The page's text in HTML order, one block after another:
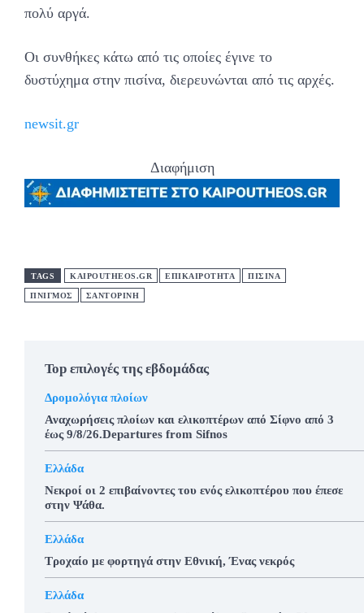
πολύ αργά.
Οι συνθήκες κάτω από τις οποίες έγινε το
δυστύχημα στην πισίνα, διερευνώνται από τις αρχές.
newsit.gr
Διαφήμιση
TAGS KAIPOUTHEOS.GR ΕΠΙΚΑΙΡΟΤΗΤΑ ΠΙΣΙΝΑ
ΠΝΙΓΜΟΣ ΣΑΝΤΟΡΙΝΗ
Top επιλογές της εβδομάδας
Δρομολόγια πλοίων
Αναχωρήσεις πλοίων και ελικοπτέρων από Σίφνο από 3
έως 9/8/26.Departures from Sifnos
Ελλάδα
Νεκροί οι 2 επιβαίνοντες του ενός ελικοπτέρου που έπεσε
στην Ψάθα.
Ελλάδα
Τροχαίο με φορτηγά στην Εθνική, Ένας νεκρός
Ελλάδα